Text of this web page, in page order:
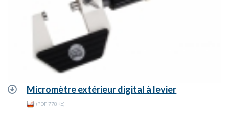
Micromètre extérieur digital à levier
(PDF 778Ko)